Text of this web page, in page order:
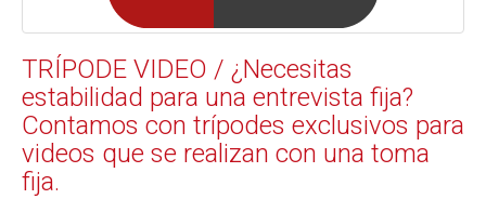
TRÍPODE VIDEO / ¿Necesitas
estabilidad para una entrevista fija?
Contamos con trípodes exclusivos para
videos que se realizan con una toma
fija.